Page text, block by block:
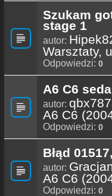
Szukam
stage 1
autor:
Warsztaty,
Odpowiedzi: 0
A6 C6
autor:
A6 C6
Odpowiedzi: 0
Błąd
autor:
A6 C6
Odpowiedzi: 0